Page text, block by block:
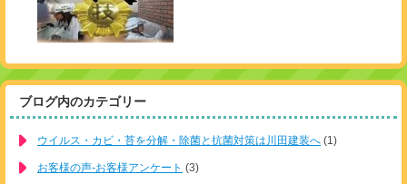
ブログ内のカテゴリー
ウイルス・カビ・苔を分解・除菌と抗菌対策は川田建装へ (1)
お客様の声-お客様アンケート (3)